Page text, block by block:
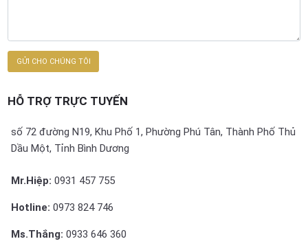
HỖ TRỢ TRỰC TUYẾN
số 72 đường N19, Khu Phố 1, Phường Phú Tân, Thành Phố Thủ
Dầu Một, Tỉnh Bình Dương
Mr.Hiệp: 0931 457 755
Hotline: 0973 824 746
Ms.Thắng: 0933 646 360